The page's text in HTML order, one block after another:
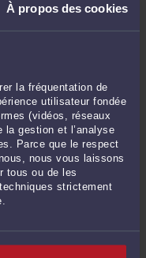
À propos des cookies
la fréquentation de
utilisateur fondée
(vidéos, réseaux
gestion et l’analyse
Parce que le respect
nous vous laissons
tous ou de les
strictement
et de rupture du
prud'hommes
AUX AVOCATS
moral ou sexuel contre